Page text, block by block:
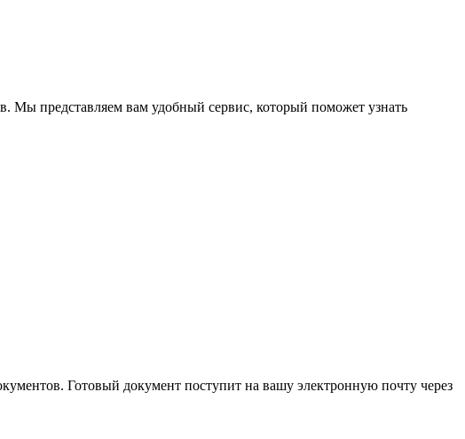
Мы представляем вам удобный сервис, который поможет узнать
Готовый документ поступит на вашу электронную почту через